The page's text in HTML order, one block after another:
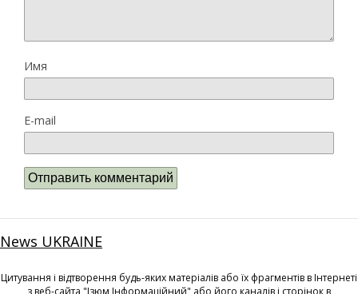
Имя
E-mail
News UKRAINE
Цитування і відтворення будь-яких матеріалів або їх фрагментів в Інтернеті
з веб-сайта "Ізюм Інформаційний" або його каналів і сторінок в